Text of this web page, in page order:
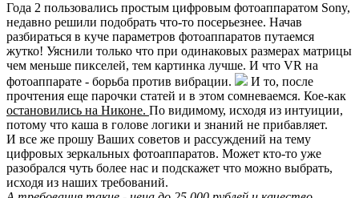
Года 2 пользовались простым цифровым фотоаппаратом Sony,
недавно решили подобрать что-то посерьезнее. Начав
разбираться в куче параметров фотоаппаратов путаемся
жутко! Уяснили только что при одинаковых размерах матрицы
чем меньше пикселей, тем картинка лучше. И что VR на
фотоаппарате - борьба против вибрации.
И то, после
прочтения еще парочки статей и в этом сомневаемся. Кое-как
остановились на Никоне. По видимому, исходя из интуиции,
потому что каша в голове логики и знаний не прибавляет.
И все же прошу Ваших советов и рассуждений на тему
цифровых зеркальных фотоаппаратов. Может кто-то уже
разобрался чуть более нас и подскажет что можно выбрать,
исходя из наших требований.